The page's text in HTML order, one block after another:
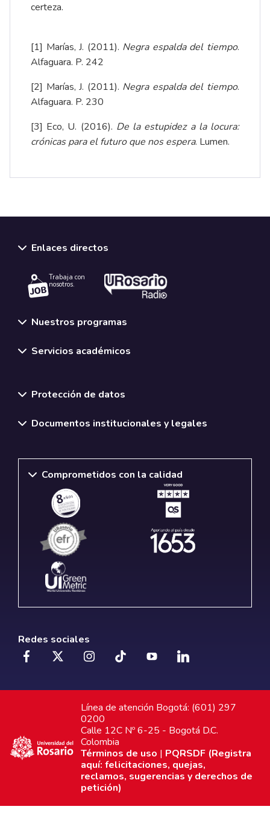
certeza.
[1] Marías, J. (2011). Negra espalda del tiempo.
Alfaguara. P. 242
[2] Marías, J. (2011). Negra espalda del tiempo.
Alfaguara. P. 230
[3] Eco, U. (2016). De la estupidez a la locura:
crónicas para el futuro que nos espera. Lumen.
Enlaces directos
Trabaja con
nosotros.
Nuestros programas
Servicios académicos
Protección de datos
Documentos institucionales y legales
Comprometidos con la calidad
Redes sociales
Línea de atención Bogotá: (601) 297
0200
Calle 12C Nº 6-25 - Bogotá D.C.
Colombia
Términos de uso | PQRSDF (Registra
aquí: felicitaciones, quejas,
reclamos, sugerencias y derechos de
petición)